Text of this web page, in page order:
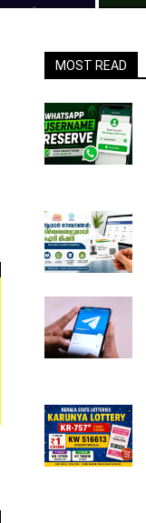
MOST READ